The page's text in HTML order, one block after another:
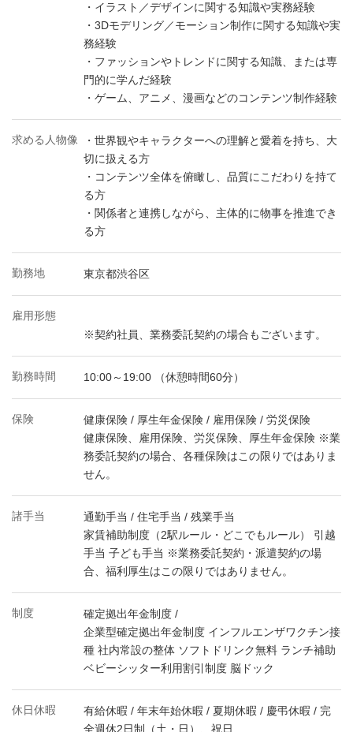
・イラスト／デザインに関する知識や実務経験
・3Dモデリング／モーション制作に関する知識や実
務経験
・ファッションやトレンドに関する知識、または専
門的に学んだ経験
・ゲーム、アニメ、漫画などのコンテンツ制作経験
求める人物像
・世界観やキャラクターへの理解と愛着を持ち、大
切に扱える方
・コンテンツ全体を俯瞰し、品質にこだわりを持て
る方
・関係者と連携しながら、主体的に物事を推進でき
る方
勤務地 東京都渋谷区
雇用形態
※契約社員、業務委託契約の場合もございます。
勤務時間 10:00～19:00 （休憩時間60分）
保険
健康保険 / 厚生年金保険 / 雇用保険 / 労災保険
健康保険、雇用保険、労災保険、厚生年金保険 ※業
務委託契約の場合、各種保険はこの限りではありま
せん。
諸手当
通勤手当 / 住宅手当 / 残業手当
家賃補助制度（2駅ルール・どこでもルール） 引越
手当 子ども手当 ※業務委託契約・派遣契約の場
合、福利厚生はこの限りではありません。
制度
確定拠出年金制度 /
企業型確定拠出年金制度 インフルエンザワクチン接
種 社内常設の整体 ソフトドリンク無料 ランチ補助
ベビーシッター利用割引制度 脳ドック
休日休暇
有給休暇 / 年末年始休暇 / 夏期休暇 / 慶弔休暇 / 完
全週休2日制（土・日）、祝日